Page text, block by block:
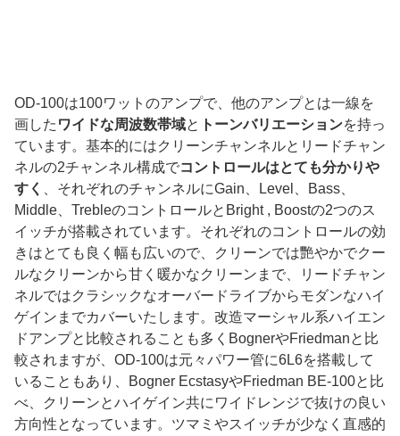
OD-100は100ワットのアンプで、他のアンプとは一線を
画した ワイドな周波数帯域と トーンバリエーションを持っ
ています。基本的にはクリーンチャンネルとリードチャン
ネルの2チャンネル構成でコントロールはとても分かりや
すく
、それぞれのチャンネルにGain、Level、Bass、
Middle、TrebleのコントロールとBright , Boostの2つのス
イッチが搭載されています。それぞれのコントロールの効
きはとても良く幅も広いので、クリーンでは艷やかでクー
ルなクリーンから甘く暖かなクリーンまで、リードチャン
ネルではクラシックなオーバードライブからモダンなハイ
ゲインまでカバーいたします。改造マーシャル系ハイエン
ドアンプと比較されることも多くBognerやFriedmanと比
較されますが、OD-100は元々パワー管に6L6を搭載して
いることもあり、Bogner EcstasyやFriedman BE-100と比
べ、クリーンとハイゲイン共にワイドレンジで抜けの良い
方向性となっています。ツマミやスイッチが少なく直感的